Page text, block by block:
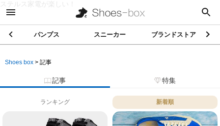
ステルス家電が楽しい！
パンプス スニーカー ブランドストア
Shoes box > 記事
記事 特集
ランキング 新着順